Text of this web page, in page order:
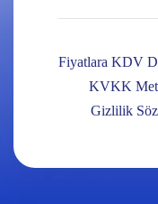
Fiyatlara KDV
KVKK
Gizlilik